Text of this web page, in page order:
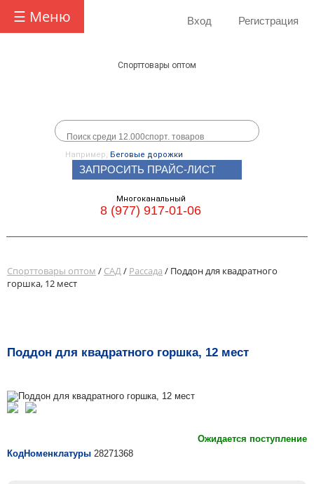
☰ Меню Вход Регистрация
Спорттовары оптом
Например, Беговые дорожки
ЗАПРОСИТЬ ПРАЙС-ЛИСТ
Многоканальный
8 (977) 917-01-06
Спорттовары оптом / САД/ Рассада / Поддон для квадратного
горшка, 12 мест
Поддон для квадратного горшка, 12 мест
Ожидается поступление
КодНоменклатуры 28271368